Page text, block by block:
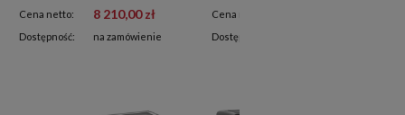
Cena netto: 8 210,00 zł
Dostępność: na zamówienie
Cena netto:
Dostępność: